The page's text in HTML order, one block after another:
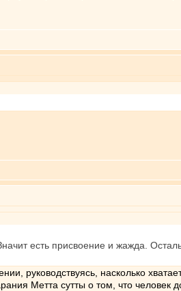
есть присвоение и жажда.
руководствуясь, насколько
Метта сутты о том, что человек